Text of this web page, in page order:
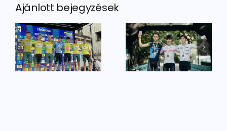
Ajánlott bejegyzések
Dobogós
helyek az
ob-n
Európa-
bajnoki
tapasztalat